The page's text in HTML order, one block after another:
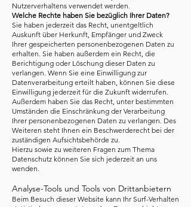
Nutzerverhaltens verwendet werden.
Welche Rechte haben Sie bezüglich Ihrer Daten?
Sie haben jederzeit das Recht, unentgeltlich
Auskunft über Herkunft, Empfänger und Zweck
Ihrer gespeicherten personenbezogenen Daten zu
erhalten. Sie haben außerdem ein Recht, die
Berichtigung oder Löschung dieser Daten zu
verlangen. Wenn Sie eine Einwilligung zur
Datenverarbeitung erteilt haben, können Sie diese
Einwilligung jederzeit für die Zukunft widerrufen.
Außerdem haben Sie das Recht, unter bestimmten
Umständen die Einschränkung der Verarbeitung
Ihrer personenbezogenen Daten zu verlangen. Des
Weiteren steht Ihnen ein Beschwerderecht bei der
zuständigen Aufsichtsbehörde zu.
Hierzu sowie zu weiteren Fragen zum Thema
Datenschutz können Sie sich jederzeit an uns
wenden.
Analyse-Tools und Tools von Drittanbietern
Beim Besuch dieser Website kann Ihr Surf-Verhalten